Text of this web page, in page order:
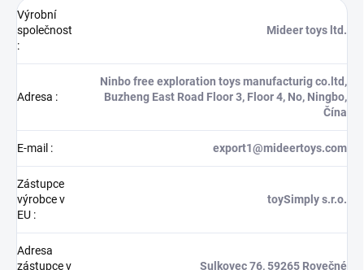
Výrobní
společnost
:
Mideer toys ltd.
Adresa :
Ninbo free exploration toys manufacturig co.ltd,
Buzheng East Road Floor 3, Floor 4, No, Ningbo,
Čína
E-mail : export1@mideertoys.com
Zástupce
výrobce v
EU :
toySimply s.r.o.
Adresa
zástupce v
Sulkovec 76, 59265 Rovečné